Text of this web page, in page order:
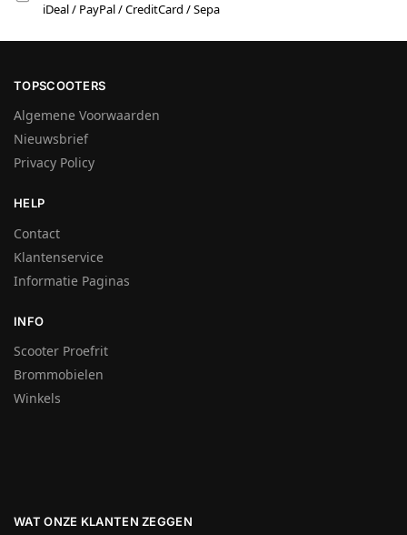
iDeal / PayPal / CreditCard / Sepa
TOPSCOOTERS
Algemene Voorwaarden
Nieuwsbrief
Privacy Policy
HELP
Contact
Klantenservice
Informatie Paginas
INFO
Scooter Proefrit
Brommobielen
Winkels
WAT ONZE KLANTEN ZEGGEN